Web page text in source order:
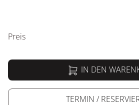
Preis
IN DEN
TERMIN /